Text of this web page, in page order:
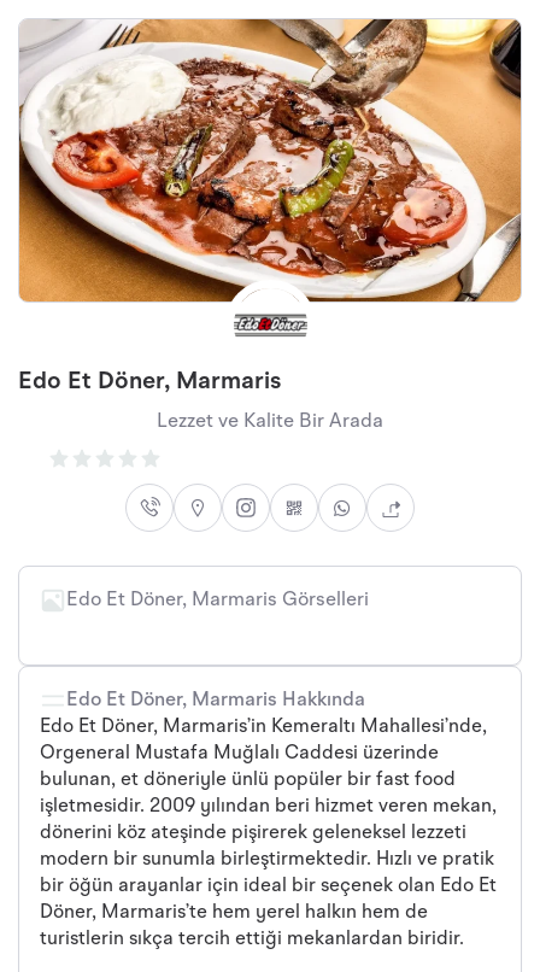
Edo Et Döner, Marmaris
Lezzet ve Kalite Bir Arada
Edo Et Döner, Marmaris Görselleri
Edo Et Döner, Marmaris Hakkında
Edo Et Döner, Marmaris’in Kemeraltı Mahallesi’nde,
Orgeneral Mustafa Muğlalı Caddesi üzerinde
bulunan, et döneriyle ünlü popüler bir fast food
işletmesidir. 2009 yılından beri hizmet veren mekan,
dönerini köz ateşinde pişirerek geleneksel lezzeti
modern bir sunumla birleştirmektedir. Hızlı ve pratik
bir öğün arayanlar için ideal bir seçenek olan Edo Et
Döner, Marmaris’te hem yerel halkın hem de
turistlerin sıkça tercih ettiği mekanlardan biridir.